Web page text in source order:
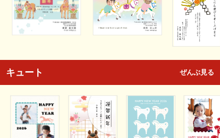
キュート ぜんぶ見る